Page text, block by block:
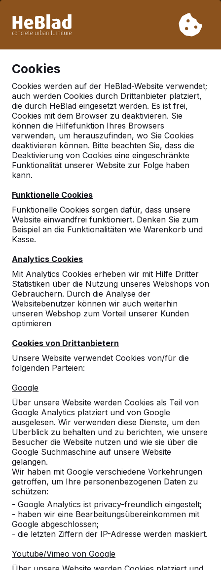
Woche 33 nicht. Bitte berücksichtigen Sie daher längere
Cookies
Cookies werden auf der HeBlad-Website verwendet;
auch werden Cookies durch Drittanbieter platziert,
die durch HeBlad eingesetzt werden. Es ist frei,
Cookies mit dem Browser zu deaktivieren. Sie
können die Hilfefunktion Ihres Browsers
verwenden, um herauszufinden, wo Sie Cookies
deaktivieren können. Bitte beachten Sie, dass die
Deaktivierung von Cookies eine eingeschränkte
Funktionalität unserer Website zur Folge haben
kann.
Funktionelle Cookies
Funktionelle Cookies sorgen dafür, dass unsere
Website einwandfrei funktioniert. Denken Sie zum
Beispiel an die Funktionalitäten wie Warenkorb und
Kasse.
Analytics Cookies
Mit Analytics Cookies erheben wir mit Hilfe Dritter
Statistiken über die Nutzung unseres Webshops von
Gebrauchern. Durch die Analyse der
Websitebenutzer können wir auch weiterhin
unseren Webshop zum Vorteil unserer Kunden
optimieren
Cookies von Drittanbietern
Unsere Website verwendet Cookies von/für die
folgenden Parteien:
Google
Über unsere Website werden Cookies als Teil von
Google Analytics platziert und von Google
ausgelesen. Wir verwenden diese Dienste, um den
Überblick zu behalten und zu berichten, wie unsere
Besucher die Website nutzen und wie sie über die
Google Suchmaschine auf unsere Website
gelangen.
Wir haben mit Google verschiedene Vorkehrungen
getroffen, um Ihre personenbezogenen Daten zu
schützen:
- Google Analytics ist privacy-freundlich eingestelt;
- haben wir eine Bearbeitungsübereinkommen mit
Google abgeschlossen;
- die letzten Ziffern der IP-Adresse werden maskiert.
Youtube/Vimeo von Google
Deutschland
Referenties in:
Ludwigshafen
Bänke wurden sofort "in Betrieb" genommen.
29-06-2022
Referenzen
Unsere Produkte finden Sie in ganz Europa
und darüber hinaus. Sehen Sie hier, wo Sie
ein HeBlad-Produkt in Ihrer Nähe finden.